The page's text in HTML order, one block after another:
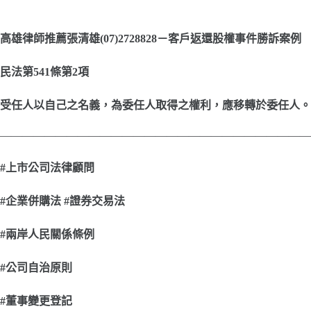
高雄律師推薦張清雄(07)2728828－客戶返還股權事件勝訴案例
民法第541條第2項
受任人以自己之名義，為委任人取得之權利，應移轉於委任人。
# 上市公司法律顧問
#企業併購法 #證券交易法
#兩岸人民關係條例
#公司自治原則
#董事變更登記